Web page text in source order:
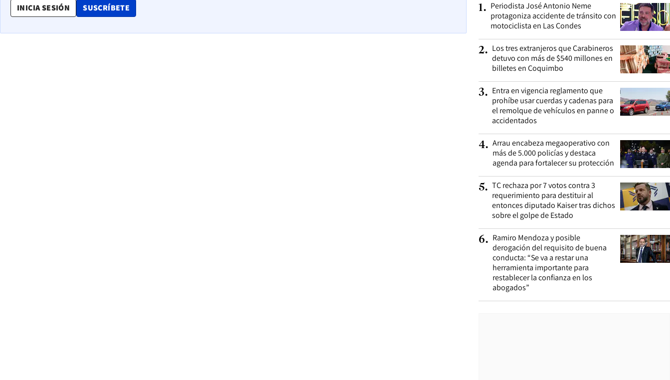
INICIA SESIÓN SUSCRÍBETE
OPENS IN NEW WINDOW 1. Periodista José Antonio Neme
protagoniza accidente de tránsito con
motociclista en Las Condes
2. Los tres extranjeros que Carabineros
detuvo con más de $540 millones en
billetes en Coquimbo
3. Entra en vigencia reglamento que
prohíbe usar cuerdas y cadenas para
el remolque de vehículos en panne o
accidentados
4. Arrau encabeza megaoperativo con
más de 5.000 policías y destaca
agenda para fortalecer su protección
5. TC rechaza por 7 votos contra 3
requerimiento para destituir al
entonces diputado Kaiser tras dichos
sobre el golpe de Estado
6. Ramiro Mendoza y posible
derogación del requisito de buena
conducta: “Se va a restar una
herramienta importante para
restablecer la confianza en los
abogados”